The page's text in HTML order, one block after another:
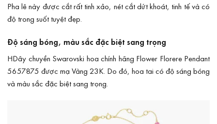
Pha lê này được cắt rất tinh xảo, nét cắt dứt khoát, tinh tế và có
độ trong suốt tuyệt đẹp.
Độ sáng bóng, màu sắc đặc biệt sang trọng
HDây chuyền Swarovski hoa chính hãng Flower Florere Pendant
5657875 được mạ Vàng 23K. Do đó, hoa tai có độ sáng bóng
và màu sắc đặc biệt sang trọng.